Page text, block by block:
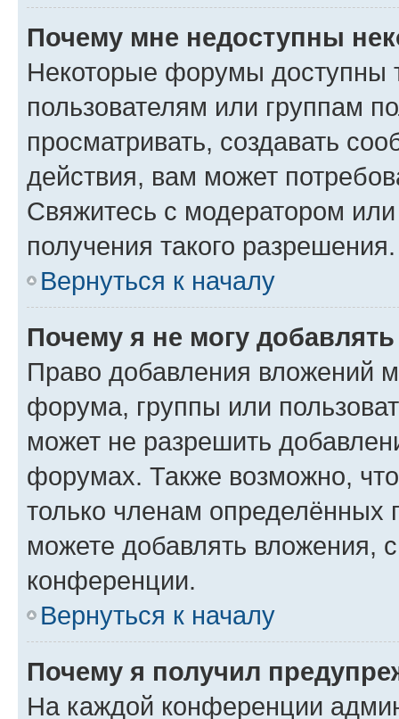
Почему мне недоступны
Некоторые форумы доступны
пользователям или группам
просматривать, создавать
действия, вам может
Свяжитесь с модератором
получения такого разрешения.
Вернуться к началу
Почему я не могу
Право добавления вложений
форума, группы или
может не разрешить
форумах. Также возможно,
только членам определённых
можете добавлять вложения,
конференции.
Вернуться к началу
Почему я получил
На каждой конференции